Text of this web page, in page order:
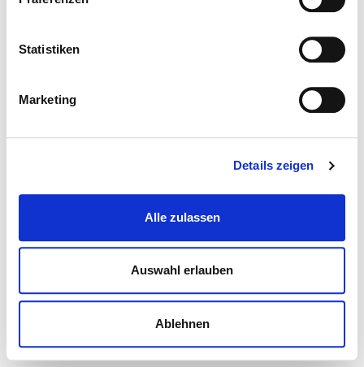
Statistiken
Marketing
Details zeigen
Alle zulassen
Auswahl erlauben
Ablehnen